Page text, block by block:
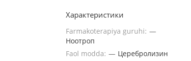
Характеристики
Farmakoterapiya guruhi: —
Ноотроп
Faol modda: — Церебролизин